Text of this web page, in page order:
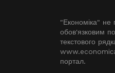
"Економіка" не
обов'язковим
текстового
портал.